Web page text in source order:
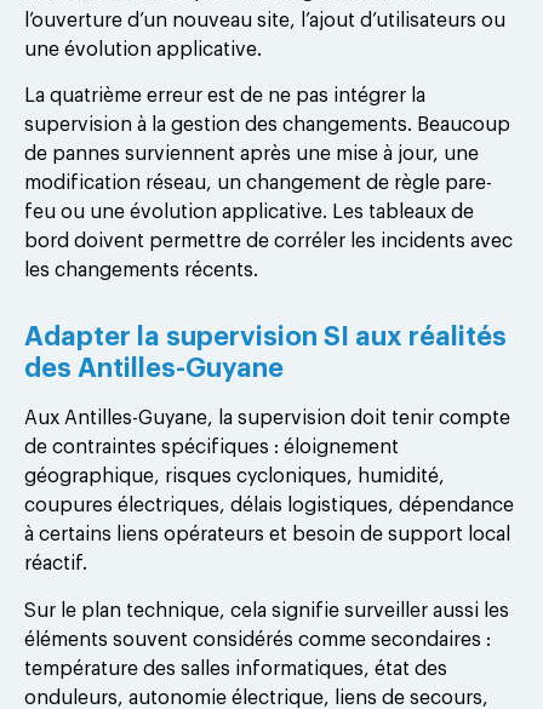
l’ouverture d’un nouveau site, l’ajout d’utilisateurs ou
une évolution applicative.
La quatrième erreur est de ne pas intégrer la
supervision à la gestion des changements. Beaucoup
de pannes surviennent après une mise à jour, une
modification réseau, un changement de règle pare-
feu ou une évolution applicative. Les tableaux de
bord doivent permettre de corréler les incidents avec
les changements récents.
Adapter la supervision SI aux réalités
des Antilles-Guyane
Aux Antilles-Guyane, la supervision doit tenir compte
de contraintes spécifiques : éloignement
géographique, risques cycloniques, humidité,
coupures électriques, délais logistiques, dépendance
à certains liens opérateurs et besoin de support local
réactif.
Sur le plan technique, cela signifie surveiller aussi les
éléments souvent considérés comme secondaires :
température des salles informatiques, état des
onduleurs, autonomie électrique, liens de secours,